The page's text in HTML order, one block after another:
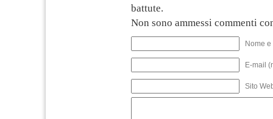
battute.
Non sono ammessi commenti
Nome
E-mail
Sito